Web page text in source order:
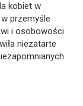
kobiet w
przemyśle
i osobowości
niezatarte